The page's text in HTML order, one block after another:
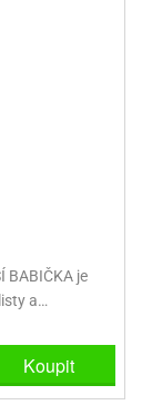
BABIČKA je
a…
Koupit